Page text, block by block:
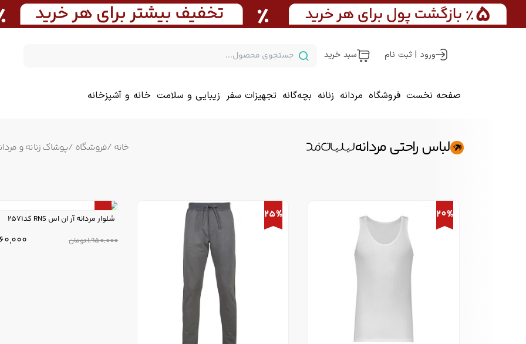
سبد خرید ورود | ثبت نام
صفحه نخست فروشگاه مردانه زنانه بچه‌گانه تجهیزات سفر زیبایی و سلامت خانه و آشپزخانه
لباس راحتی مردانه خانه /فروشگاه /پوشاک زنانه و
20%
25%
20%
شلوار مردانه آر ان اس RNS کد2571
1,950,000تومان